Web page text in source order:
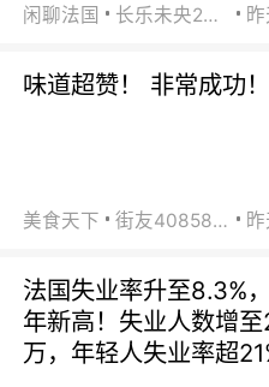
闲聊法国 长乐未央2015
味道超赞！ 非常成功！
美食天下 街友40858442
法国失业率升至8.3%
年新高！失业人数增
万，年轻人失业率超